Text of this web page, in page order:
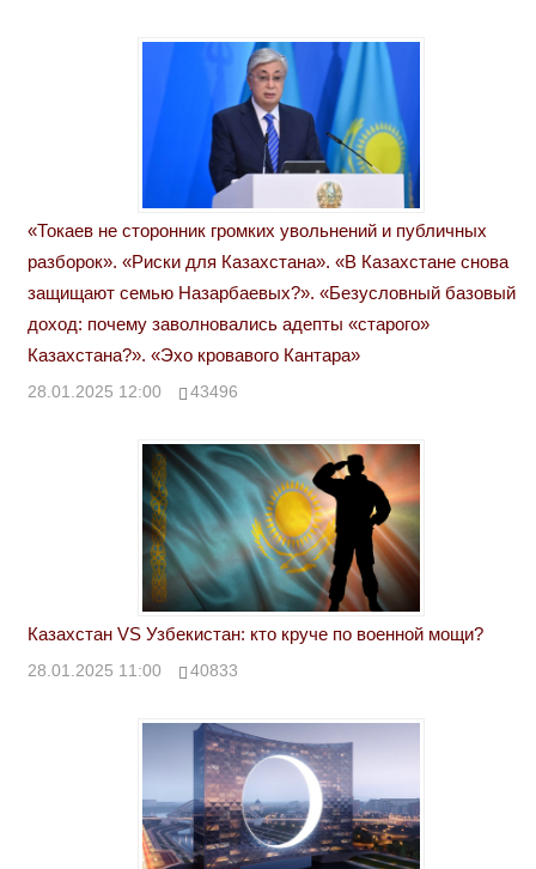
«Токаев не сторонник громких увольнений и публичных
разборок». «Риски для Казахстана». «В Казахстане снова
защищают семью Назарбаевых?». «Безусловный базовый
доход: почему заволновались адепты «старого»
Казахстана?». «Эхо кровавого Кантара»
28.01.2025 12:00 43496
Казахстан VS Узбекистан: кто круче по военной мощи?
28.01.2025 11:00 40833